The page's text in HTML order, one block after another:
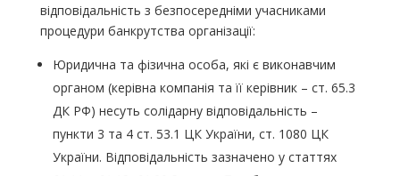
відповідальність з безпосередніми учасниками
процедури банкрутства організації:
Юридична та фізична особа, які є виконавчим
органом (керівна компанія та її керівник – ст. 65.3
ДК РФ) несуть солідарну відповідальність –
пункти 3 та 4 ст. 53.1 ЦК України, ст. 1080 ЦК
України. Відповідальність зазначено у статтях